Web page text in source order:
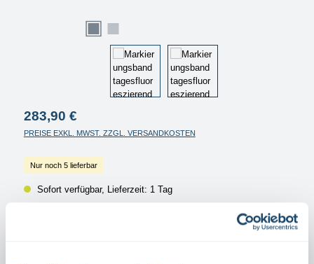
Regulärer Preis:
283,90 €
PREISE EXKL. MWST. ZZGL. VERSANDKOSTEN
Nur noch 5 lieferbar
Sofort verfügbar, Lieferzeit: 1 Tag